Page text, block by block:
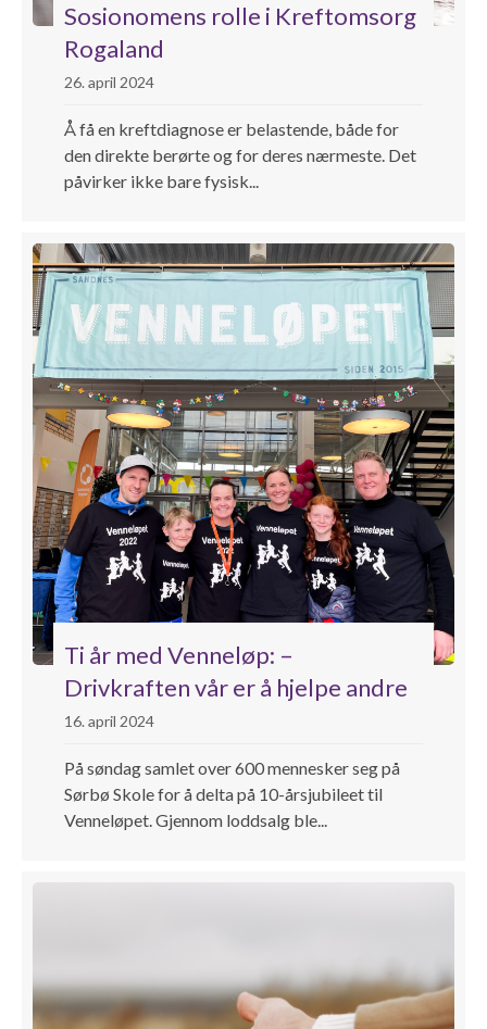
Sosionomens rolle i Kreftomsorg
Rogaland
26. april 2024
Å få en kreftdiagnose er belastende, både for
den direkte berørte og for deres nærmeste. Det
påvirker ikke bare fysisk...
Ti år med Venneløp: –
Drivkraften vår er å hjelpe andre
16. april 2024
På søndag samlet over 600 mennesker seg på
Sørbø Skole for å delta på 10-årsjubileet til
Venneløpet. Gjennom loddsalg ble...